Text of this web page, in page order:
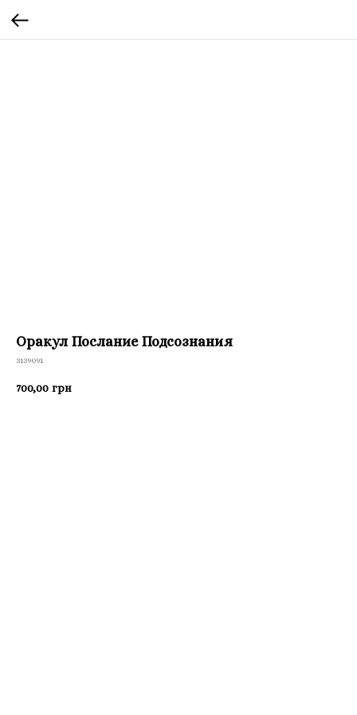
Оракул Послание Подсознания
3139091
700,00 грн